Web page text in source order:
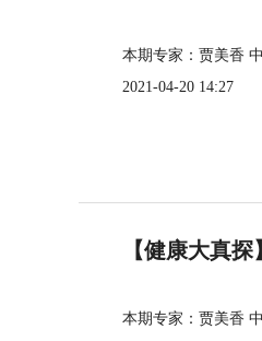
本期专家：贾美香
2021-04-20 14:27
【健康大真
本期专家：贾美香